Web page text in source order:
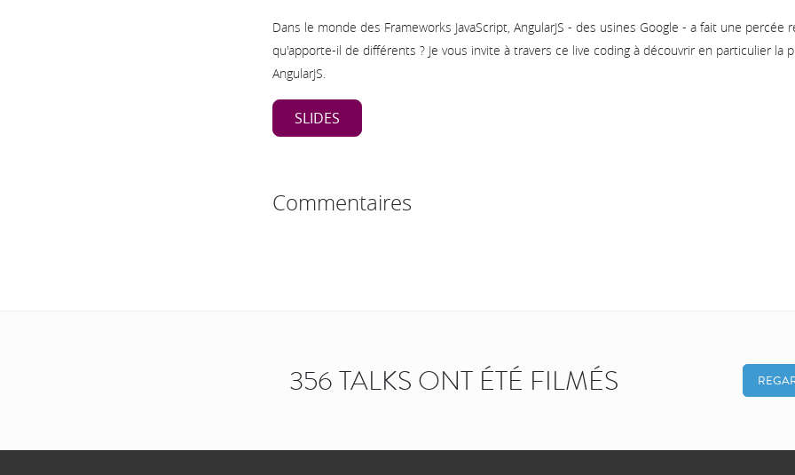
Dans le monde des Frameworks JavaScript, AngularJS - des usines Google - a fait une percée
qu'apporte-il de différents ? Je vous invite à travers ce live coding à découvrir en particulier la
AngularJS.
SLIDES
Commentaires
356 TALKS ONT ÉTÉ FILMÉS